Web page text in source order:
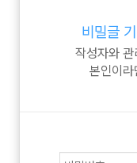
비밀글
작성자와
본인이